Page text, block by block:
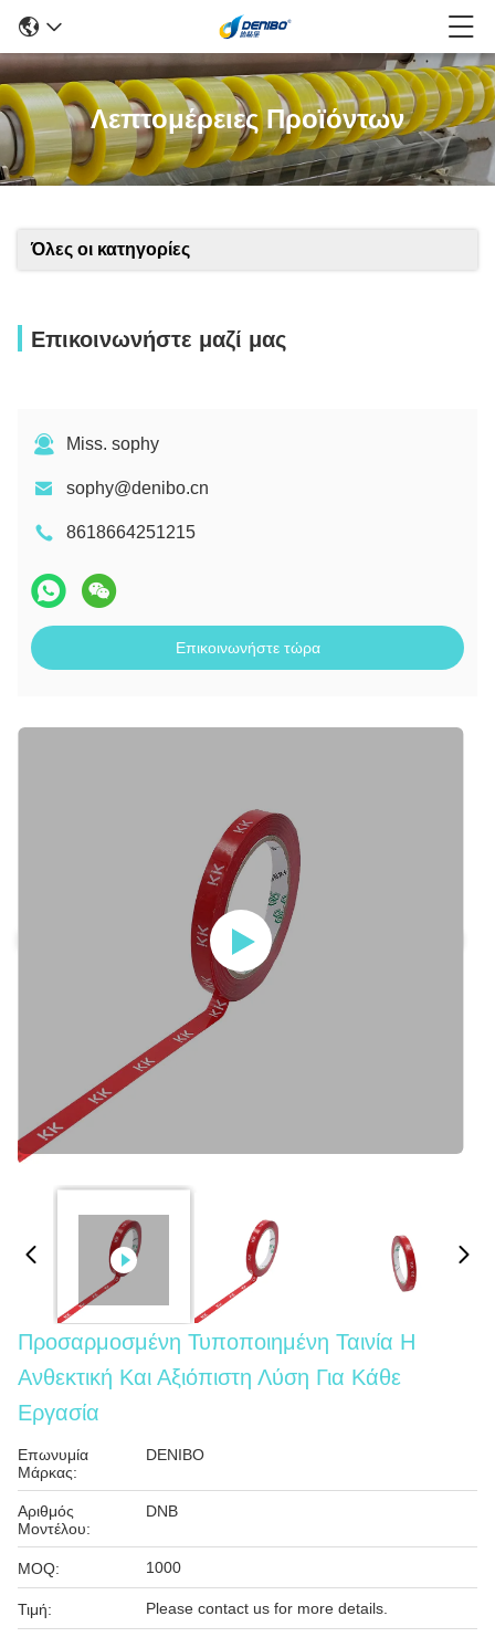
Λεπτομέρειες Προϊόντων
Όλες οι κατηγορίες
Επικοινωνήστε μαζί μας
Miss. sophy
sophy@denibo.cn
8618664251215
Επικοινωνήστε τώρα
Προσαρμοσμένη Τυποποιημένη Ταινία Η
Ανθεκτική Και Αξιόπιστη Λύση Για Κάθε
Εργασία
Επωνυμία
Μάρκας:
DENIBO
Αριθμός
Μοντέλου:
DNB
MOQ: 1000
Τιμή: Please contact us for more details.